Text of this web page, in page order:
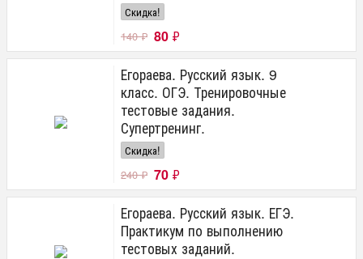
Скидка!
140₽ 80 ₽
Егораева. Русский язык. 9
класс. ОГЭ. Тренировочные
тестовые задания.
Супертренинг.
Скидка!
240₽ 70 ₽
Егораева. Русский язык. ЕГЭ.
Практикум по выполнению
тестовых заданий.